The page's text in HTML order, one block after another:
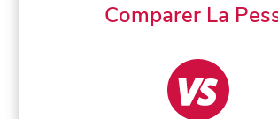
Comparer La